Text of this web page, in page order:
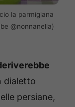
la parmigiana
@nonnanella)
dialetto
persiane,